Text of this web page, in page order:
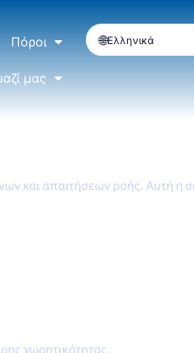
Πόροι
μας
Ελληνικά
και απαιτήσεων ροής. Αυτή η